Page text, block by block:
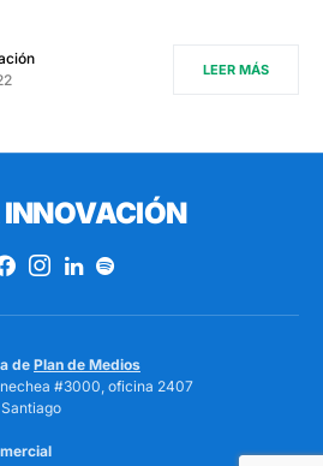
LEER MÁS
INNOVACIÓN
de Plan de Medios
#3000, oficina 2407